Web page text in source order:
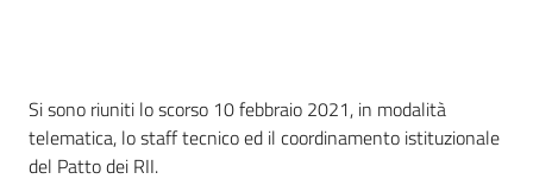
Introduzione
Si sono riuniti lo scorso 10 febbraio 2021, in modalità
telematica, lo staff tecnico ed il coordinamento istituzionale
del Patto dei RII.